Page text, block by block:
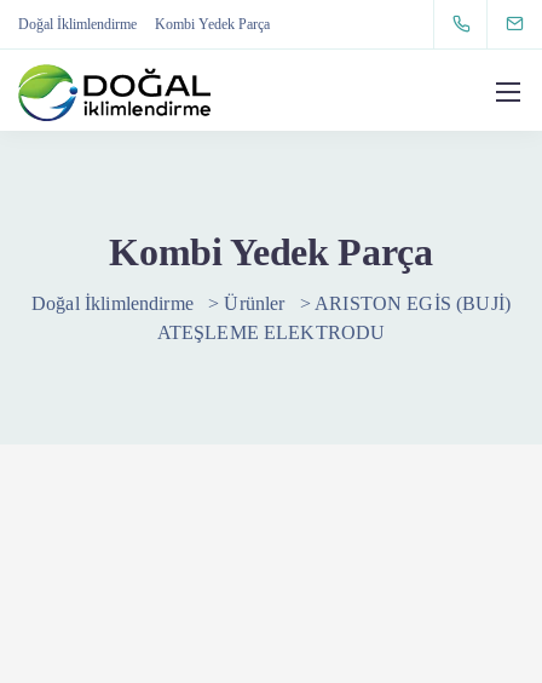
Doğal İklimlendirme Kombi Yedek Parça
Kombi Yedek Parça
Doğal İklimlendirme >Ürünler > ARISTON EGİS (BUJİ)
ATEŞLEME ELEKTRODU